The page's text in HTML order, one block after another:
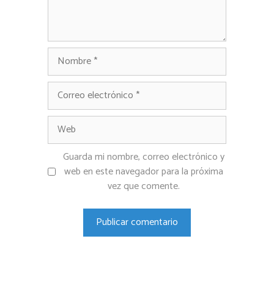
Nombre
Correo
Web
Guarda mi nombre, correo electrónico y
web en este navegador para la próxima
vez que comente.